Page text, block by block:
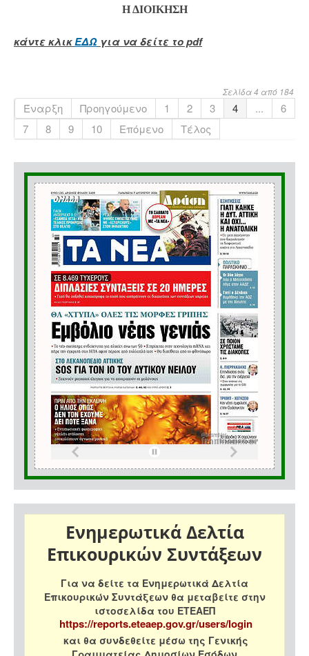
Η ΔΙΟΙΚΗΣΗ
κάντε κλικΕΔΩ για να δείτε το pdf
Σελίδα 4 από 184
Έναρξη Προηγούμενο 1 2 3 4 ...
6
7
8 9 10 Επόμενο Τέλος
Ενημερωτικά Δελτία
Επικουρικών Συντάξεων
Για να δείτε τα Ενημερωτικά Δελτία
Επικουρικών Συντάξεων θα μεταβείτε στην
ιστοσελίδα του ΕΤΕΑΕΠ
https://reports.eteaep.gov.gr/users/login
και θα συνδεθείτε μέσω της Γενικής